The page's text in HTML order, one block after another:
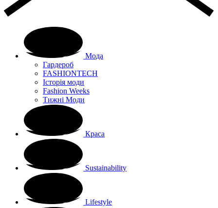
Мода
Гардероб
FASHIONTECH
Історія моди
Fashion Weeks
Тижні Моди
Краса
Sustainability
Lifestyle